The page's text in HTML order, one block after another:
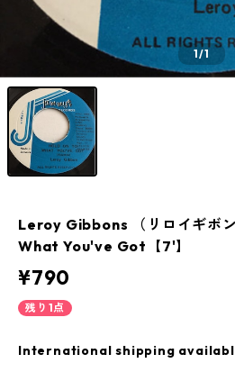
1/1
Leroy Gibbons （リロイギボ
What You've Got【7'】
¥790
残り1点
International shipping